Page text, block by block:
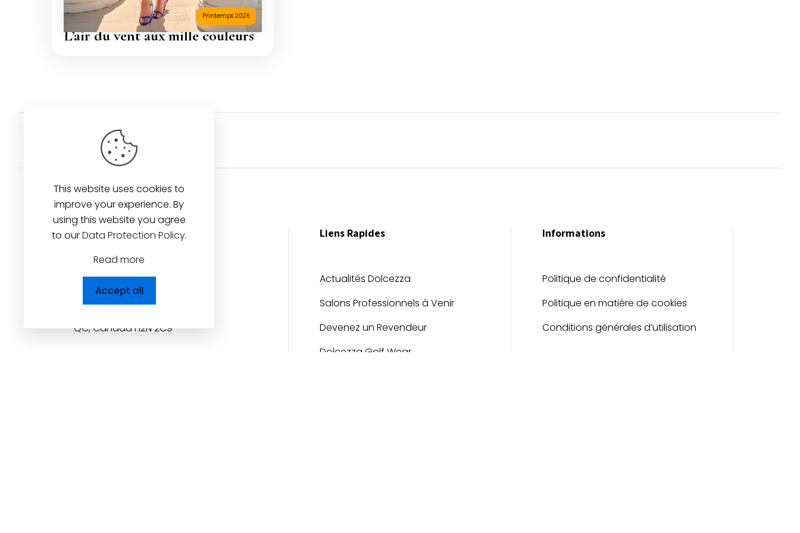
Printemps 2026
L’air du vent aux mille couleurs
Retour aux artistes
Contact us
225, Chabanel Ouest,
QC, Canada H2N 2C9
Liens Rapides
Actualités Dolcezza
Salons Professionnels à Venir
Devenez un Revendeur
Dolcezza Golf Wear
Informations
Politique de confidentialité
Politique en matière de cookies
Conditions générales d’utilisation
This website uses cookies to
improve your experience. By
using this website you agree
to ourData Protection Policy.
Read more
Accept all